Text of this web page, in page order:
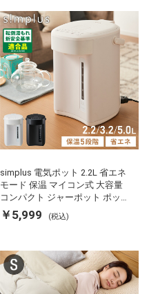
simplus 電気ポット 2.2L 省エネ
モード 保温 マイコン式 大容量
コンパクト ジャーポット ポット
カルキ抜き 空焚き防止 温度調節
軽量 SP-PD22 シンプラス
￥5,999 (税込)